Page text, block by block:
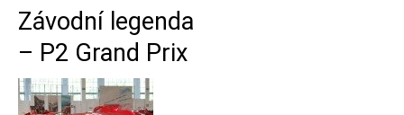
Závodní legenda
– P2 Grand Prix